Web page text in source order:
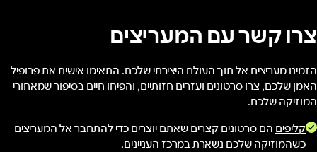
צרו קשר עם המעריצים
הזמינו מעריצים אל תוך העולם היצירתי שלכם. התאימו אישית את פרופיל
האמן שלכם, צרו סרטונים ועזרים חזותיים, והפיחו חיים בסיפור שמאחורי
המוזיקה שלכם.
קליפים הם סרטונים קצרים שאתם יוצרים כדי להתחבר אל המעריצים
כשהמוזיקה שלכם נשארת במרכז העניינים.